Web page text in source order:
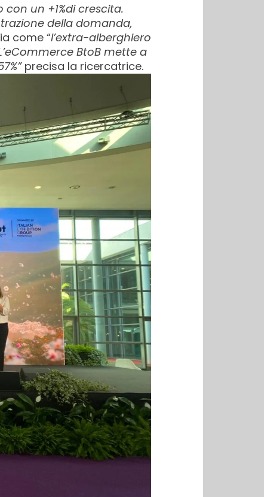
un +1%di crescita.
della domanda,
come “l’extra-alberghiero
BtoB mette a
precisa la ricercatrice.